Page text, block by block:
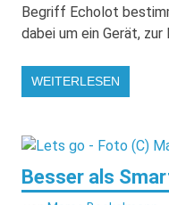
Begriff Echolot
dabei um ein Gerät,
WEITERLESEN
Besser als